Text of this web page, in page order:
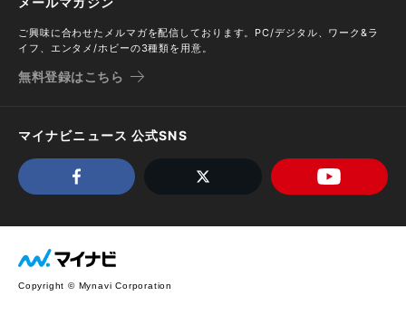
ご興味に合わせたメルマガを配信しております。PC/デジタル、ワーク&ラ
イフ、エンタメ/ホビーの3種類を用意。
無料登録はこちら
マイナビニュース 公式SNS
Copyright © Mynavi Corporation